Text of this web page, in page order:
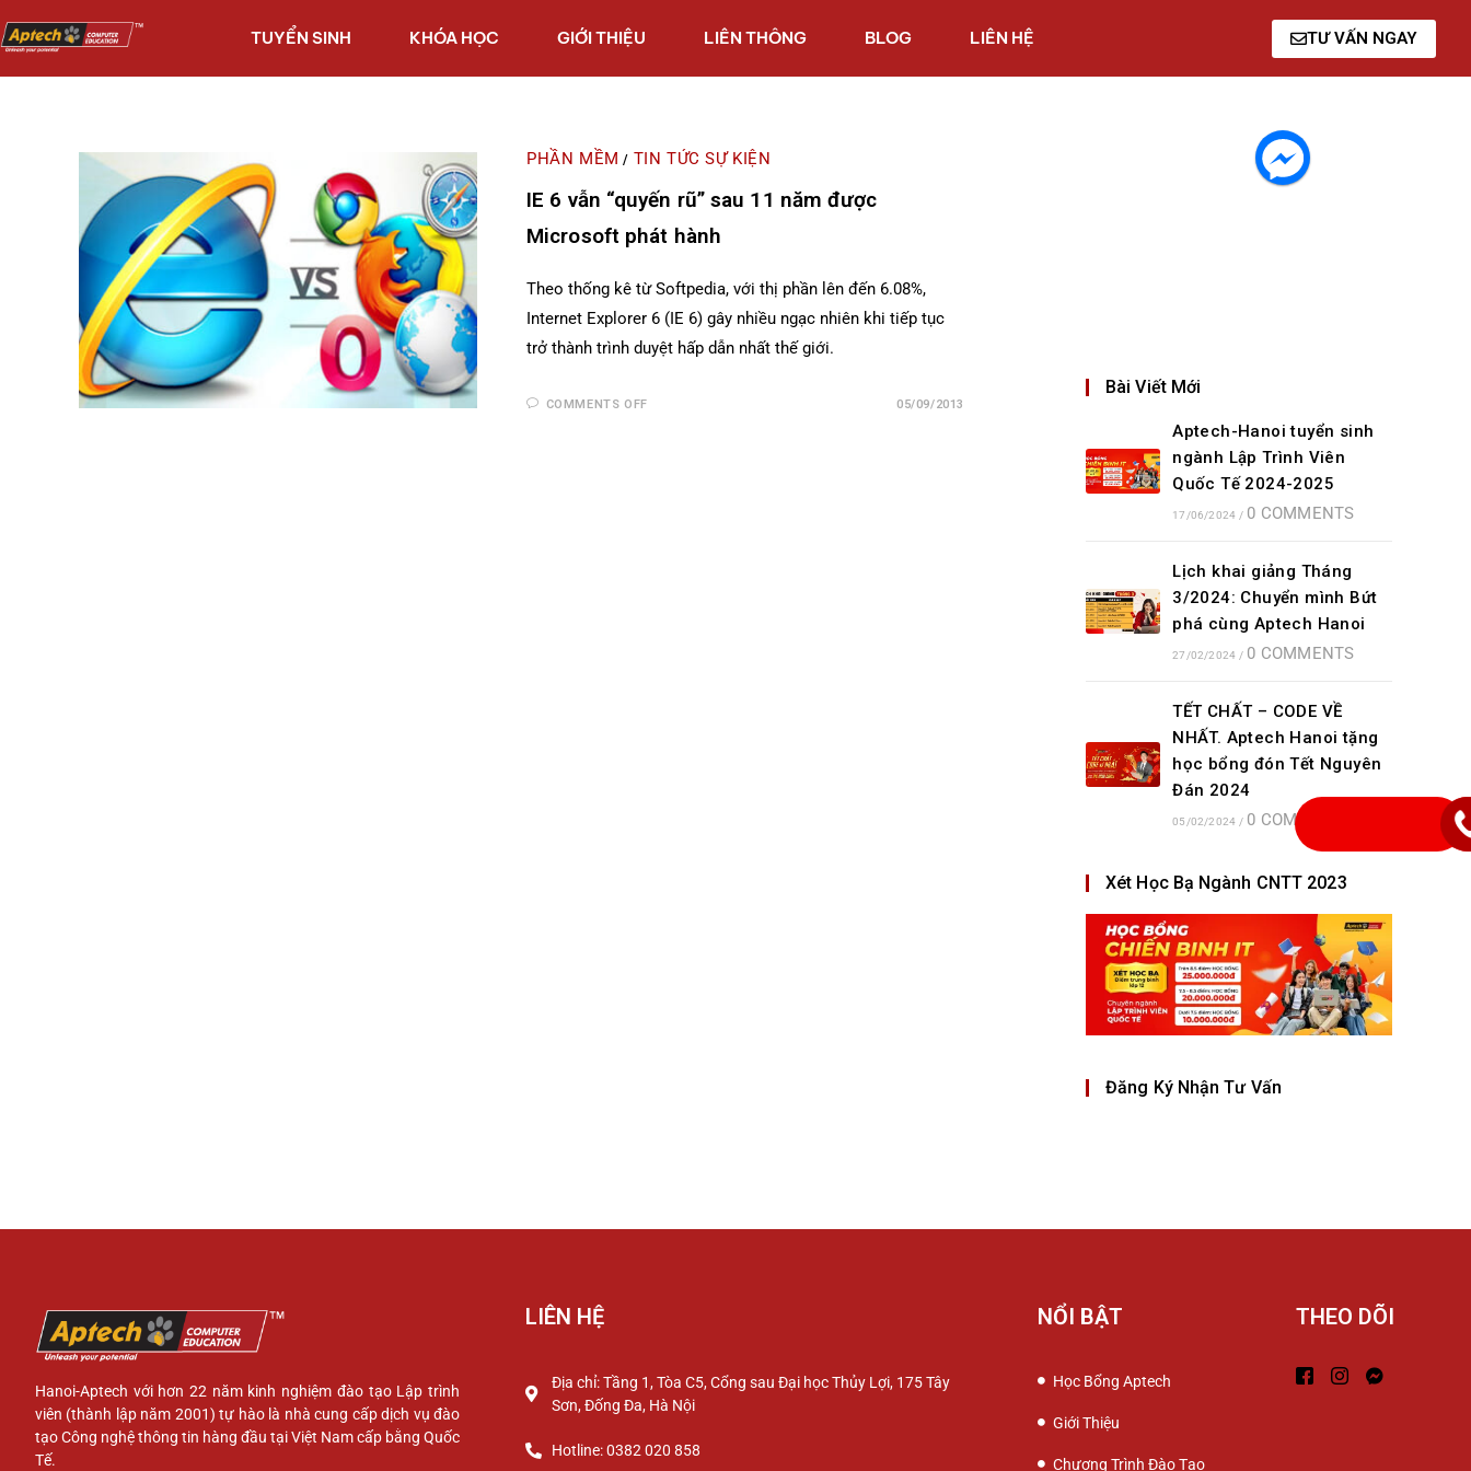
TUYỂN SINH KHÓA HỌC GIỚI THIỆU LIÊN THÔNG BLOG LIÊN HỆ TƯ VẤN NGAY
PHẦN MỀM / TIN TỨC SỰ KIỆN
IE 6 vẫn “quyến rũ” sau 11 năm được
Microsoft phát hành
Theo thống kê từ Softpedia, với thị phần lên đến 6.08%,
Internet Explorer 6 (IE 6) gây nhiều ngạc nhiên khi tiếp tục
trở thành trình duyệt hấp dẫn nhất thế giới.
COMMENTS OFF 05/09/2013
Bài Viết Mới
Aptech-Hanoi tuyển sinh
ngành Lập Trình Viên
Quốc Tế 2024-2025
17/06/2024 / 0 COMMENTS
Lịch khai giảng Tháng
3/2024: Chuyển mình Bứt
phá cùng Aptech Hanoi
27/02/2024 / 0 COMMENTS
TẾT CHẤT – CODE VỀ
NHẤT. Aptech Hanoi tặng
học bổng đón Tết Nguyên
Đán 2024
05/02/2024 / 0 COMMENTS
Xét Học Bạ Ngành CNTT 2023
Đăng Ký Nhận Tư Vấn
Hanoi-Aptech với hơn 22 năm kinh nghiệm đào tạo Lập trình
viên (thành lập năm 2001) tự hào là nhà cung cấp dịch vụ đào
tạo Công nghệ thông tin hàng đầu tại Việt Nam cấp bằng Quốc
Tế.
LIÊN HỆ
Địa chỉ: Tầng 1, Tòa C5, Cổng sau Đại học Thủy Lợi, 175 Tây
Sơn, Đống Đa, Hà Nội
Hotline: 0382 020 858
NỔI BẬT
Học Bổng Aptech
Giới Thiệu
Chương Trình Đào Tạo
THEO DÕI